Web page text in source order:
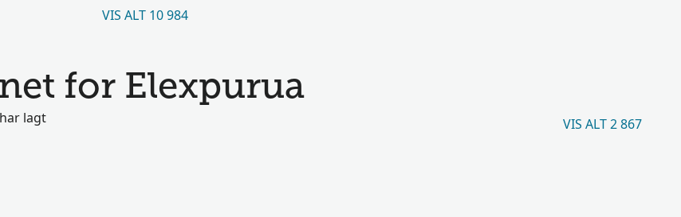
VIS ALT 10 984
for Elexpurua
lagt
VIS ALT 2 867